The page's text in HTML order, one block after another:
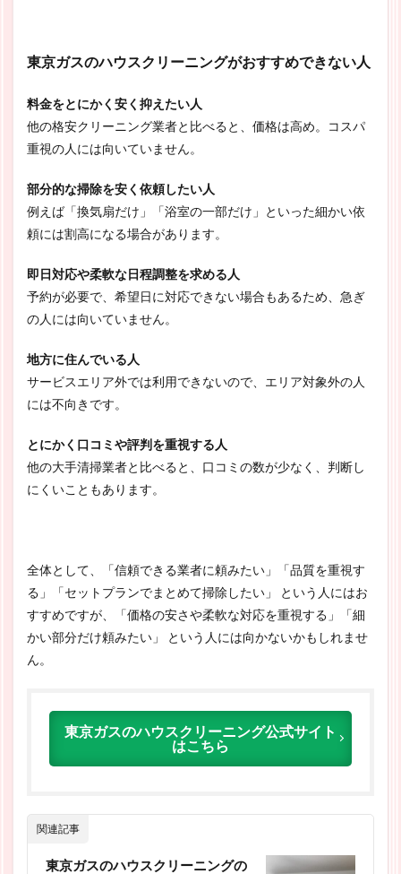
東京ガスのハウスクリーニングがおすすめできない人
料金をとにかく安く抑えたい人
他の格安クリーニング業者と比べると、価格は高め。コスパ
重視の人には向いていません。
部分的な掃除を安く依頼したい人
例えば「換気扇だけ」「浴室の一部だけ」といった細かい依
頼には割高になる場合があります。
即日対応や柔軟な日程調整を求める人
予約が必要で、希望日に対応できない場合もあるため、急ぎ
の人には向いていません。
地方に住んでいる人
サービスエリア外では利用できないので、エリア対象外の人
には不向きです。
とにかく口コミや評判を重視する人
他の大手清掃業者と比べると、口コミの数が少なく、判断し
にくいこともあります。
全体として、「信頼できる業者に頼みたい」「品質を重視す
る」「セットプランでまとめて掃除したい」 という人にはお
すすめですが、「価格の安さや柔軟な対応を重視する」「細
かい部分だけ頼みたい」 という人には向かないかもしれませ
ん。
東京ガスのハウスクリーニング公式サイト
はこちら
関連記事
東京ガスのハウスクリーニングの